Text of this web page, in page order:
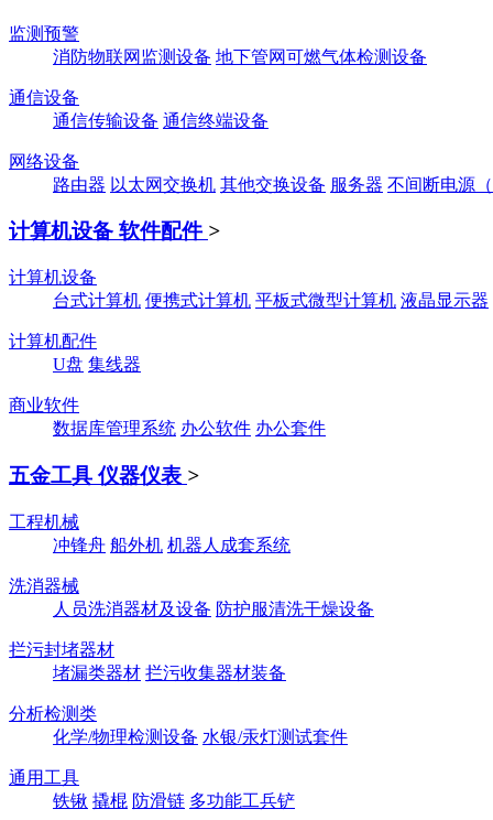
监测预警
消防物联网监测设备 地下管网可燃气体检测设备
通信设备
通信传输设备 通信终端设备
网络设备
路由器 以太网交换机 其他交换设备 服务器 不间断电源
计算机设备 软件配件 >
计算机设备
台式计算机 便携式计算机 平板式微型计算机 液晶显示器
计算机配件
U盘 集线器
商业软件
数据库管理系统 办公软件 办公套件
五金工具 仪器仪表 >
工程机械
冲锋舟 船外机 机器人成套系统
洗消器械
人员洗消器材及设备 防护服清洗干燥设备
拦污封堵器材
堵漏类器材 拦污收集器材装备
分析检测类
化学/物理检测设备 水银/汞灯测试套件
通用工具
铁锹 撬棍 防滑链 多功能工兵铲